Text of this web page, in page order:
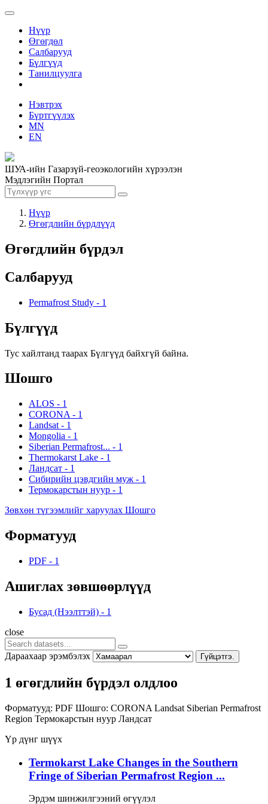
Нүүр
Өгөгдөл
Салбарууд
Бүлгүүд
Танилцуулга
Нэвтрэх
Бүртгүүлэх
MN
EN
ШУА-ийн Газарзүй-геоэкологийн хүрээлэн
Мэдлэгийн Портал
Нүүр
Өгөгдлийн бүрдлүүд
Өгөгдлийн бүрдэл
Салбарууд
Permafrost Study - 1
Бүлгүүд
Тус хайлтанд таарах Бүлгүүд байхгүй байна.
Шошго
ALOS - 1
CORONA - 1
Landsat - 1
Mongolia - 1
Siberian Permafrost... - 1
Thermokarst Lake - 1
Ландсат - 1
Сибирийн цэвдгийн муж - 1
Термокарстын нуур - 1
Зөвхөн түгээмлийг харуулах Шошго
Форматууд
PDF - 1
Ашиглах зөвшөөрлүүд
Бусад (Нээлттэй) - 1
close
Дараахаар эрэмбэлэх Гүйцэтгэ.
1 өгөгдлийн бүрдэл олдлоо
Форматууд: PDF Шошго: CORONA Landsat Siberian Permafrost
Region Термокарстын нуур Ландсат
Үр дүнг шүүх
Termokarst Lake Changes in the Southern
Fringe of Siberian Permafrost Region ...
Эрдэм шинжилгээний өгүүлэл